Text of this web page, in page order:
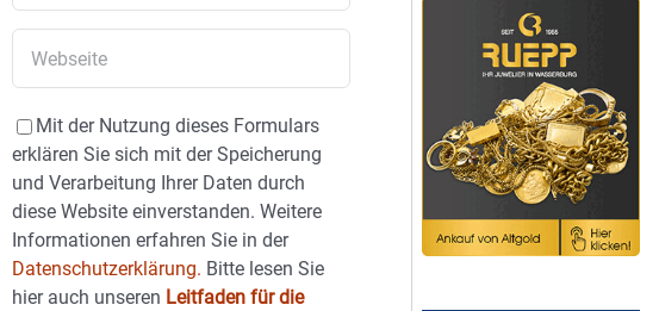
Mit der Nutzung dieses Formulars
erklären Sie sich mit der Speicherung
und Verarbeitung Ihrer Daten durch
diese Website einverstanden. Weitere
Informationen erfahren Sie in der
Datenschutzerklärung. Bitte lesen Sie
hier auch unseren Leitfaden für die